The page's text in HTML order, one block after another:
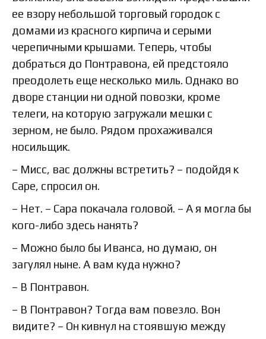
ее взору небольшой торговый городок с
домами из красного кирпича и серыми
черепичными крышами. Теперь, чтобы
добраться до Понтравона, ей предстояло
преодолеть еще несколько миль. Однако во
дворе станции ни одной повозки, кроме
телеги, на которую загружали мешки с
зерном, не было. Рядом прохаживался
носильщик.
– Мисс, вас должны встретить? – подойдя к
Саре, спросил он.
– Нет. – Сара покачала головой. – А я могла бы
кого-либо здесь нанять?
– Можно было бы Иванса, но думаю, он
загулял ныне. А вам куда нужно?
– В Понтравон.
– В Понтравон? Тогда вам повезло. Вон
видите? – Он кивнул на стоявшую между